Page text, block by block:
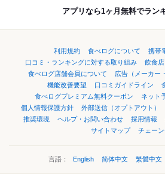
アプリなら1ヶ月無料でラン
利用規約 食べログについて
携帯
口コミ・ランキングに対する取り組み
飲食
食べログ店舗会員について
広告（メーカー
機能改善要望
口コミガイドライン
食べログプレミアム無料クーポン
ネット
個人情報保護方針
外部送信（オプトアウト）
推奨環境
ヘルプ・お問い合わせ 採用情報
サイトマップ
チェー
言語： English 简体中文 繁體中文